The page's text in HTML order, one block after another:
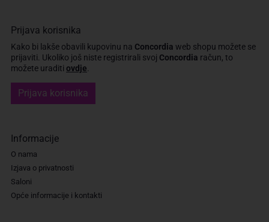
Prijava korisnika
Kako bi lakše obavili kupovinu na Concordia web shopu možete se
prijaviti. Ukoliko još niste registrirali svoj Concordia račun, to
možete uraditi ovdje
Prijava korisnika
Informacije
O nama
Izjava o privatnosti
Saloni
Opće informacije i kontakti